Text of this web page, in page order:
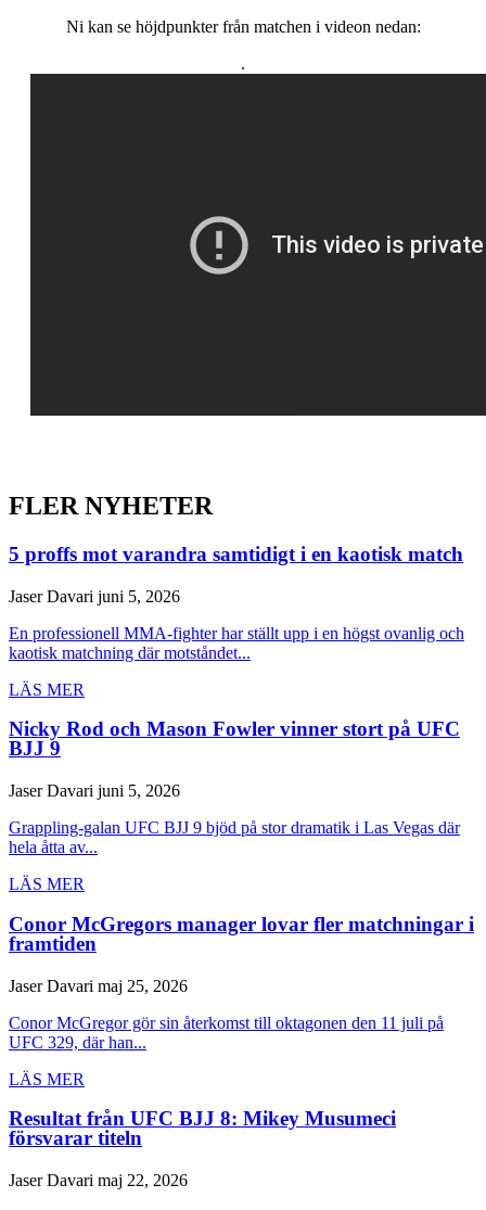
Ni kan se höjdpunkter från matchen i videon nedan:
.
FLER NYHETER
5 proffs mot varandra samtidigt i en kaotisk match
Jaser Davari juni 5, 2026
En professionell MMA-fighter har ställt upp i en högst ovanlig och
kaotisk matchning där motståndet...
LÄS MER
Nicky Rod och Mason Fowler vinner stort på UFC
BJJ 9
Jaser Davari juni 5, 2026
Grappling-galan UFC BJJ 9 bjöd på stor dramatik i Las Vegas där
hela åtta av...
LÄS MER
Conor McGregors manager lovar fler matchningar i
framtiden
Jaser Davari maj 25, 2026
Conor McGregor gör sin återkomst till oktagonen den 11 juli på
UFC 329, där han...
LÄS MER
Resultat från UFC BJJ 8: Mikey Musumeci
försvarar titeln
Jaser Davari maj 22, 2026